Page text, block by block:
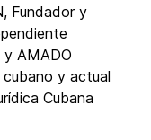
Fundador y
y AMADO
y actual
Cubana